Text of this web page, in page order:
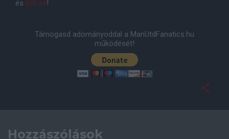
és iOS-re!
Támogasd adományoddal a ManUtdFanatics.hu
működését!
Hozzászólások